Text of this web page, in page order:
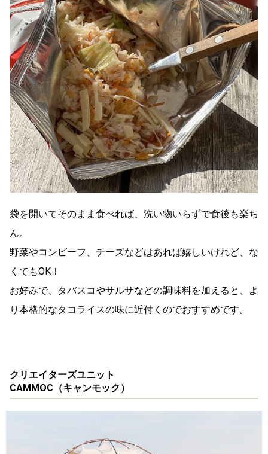
袋を開いてそのまま食べれば、洗い物いらずで食後も楽ち
ん。
野菜やコンビーフ、チーズなどはあれば嬉しいけれど、な
くてもOK！
お好みで、タバスコやサルサなどの調味料を加えると、よ
り本格的なタコライスの味に近付くのでおすすめです。
クリエイターズユニット
CAMMOC（キャンモック）